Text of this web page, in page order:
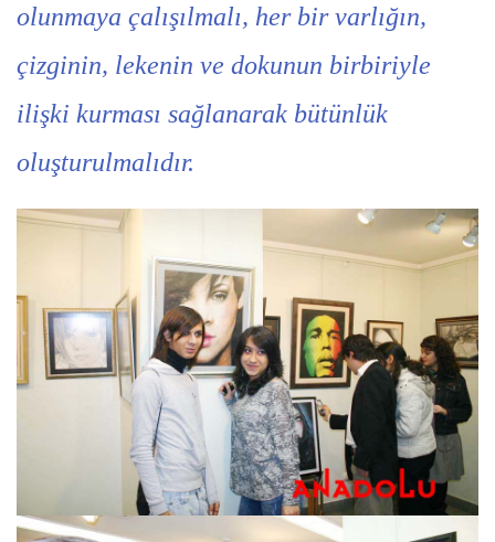
olunmaya çalışılmalı, her bir varlığın,
çizginin, lekenin ve dokunun birbiriyle
ilişki kurması sağlanarak bütünlük
oluşturulmalıdır.